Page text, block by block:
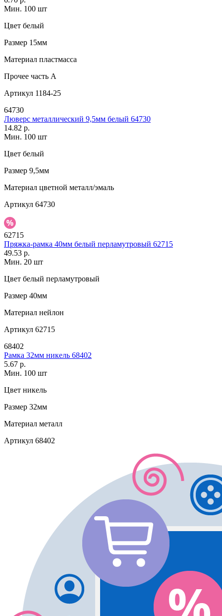
Мин. 100 шт
Цвет белый
Размер 15мм
Материал пластмасса
Прочее часть A
Артикул 1184-25
64730
Люверс металлический 9,5мм белый 64730
14.82 р.
Мин. 100 шт
Цвет белый
Размер 9,5мм
Материал цветной металл/эмаль
Артикул 64730
62715
Пряжка-рамка 40мм белый перламутровый 62715
49.53 р.
Мин. 20 шт
Цвет белый перламутровый
Размер 40мм
Материал нейлон
Артикул 62715
68402
Рамка 32мм никель 68402
5.67 р.
Мин. 100 шт
Цвет никель
Размер 32мм
Материал металл
Артикул 68402